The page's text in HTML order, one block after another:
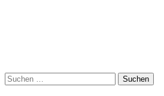
Widgets
Suchen
nach: